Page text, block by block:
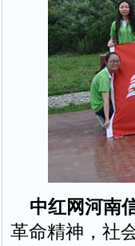
中红网河南
革命精神，社